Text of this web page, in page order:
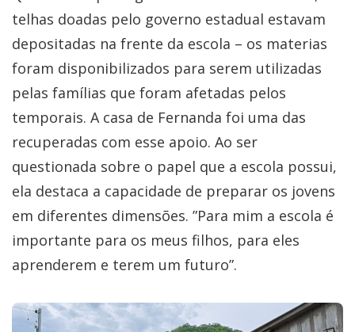
telhas doadas pelo governo estadual estavam
depositadas na frente da escola – os materias
foram disponibilizados para serem utilizadas
pelas famílias que foram afetadas pelos
temporais. A casa de Fernanda foi uma das
recuperadas com esse apoio. Ao ser
questionada sobre o papel que a escola possui,
ela destaca a capacidade de preparar os jovens
em diferentes dimensões. ”Para mim a escola é
importante para os meus filhos, para eles
aprenderem e terem um futuro”.